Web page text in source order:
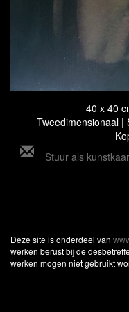
40 x 40
Tweedimensionaal |
Stuur als
Deze site is onderdeel van
werken berust bij de
werken mogen niet gebruikt